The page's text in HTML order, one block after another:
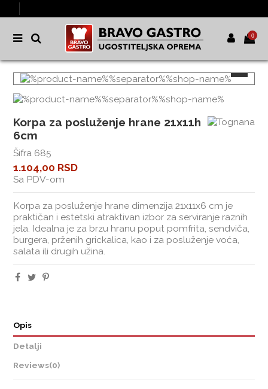
0
Korpa za posluženje hrane 21x11h
6cm
Šifra 685
1.104,00 RSD
Sa PDV-om
Korpa za posluženje hrane dimenzija 21x11x6 cm je
praktičan i estetski atraktivan izbor za serviranje raznih
jela. Idealna je za brzu hranu poput pomfrita, sendviča,
burgera, prženih grickalica, kao i za posluženje voća,
salata ili drugih užina.
Opis
Detalji
Reviews(0)